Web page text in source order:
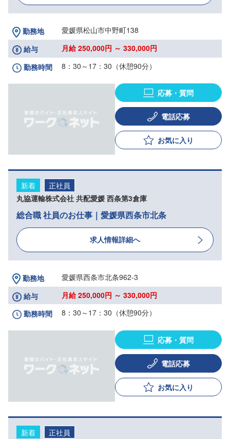
勤務地
愛媛県松山市中野町138
給与
月給 250,000円 ～ 330,000円
勤務時間
8：30～17：30（休憩90分）
応募・質問
電話応募
お気に入り
新着
正社員
丸協運輸株式会社 共配愛媛 西条第3倉庫
総合職 社員のお仕事｜愛媛県西条市北条
求人情報詳細へ
勤務地
愛媛県西条市北条962-3
給与
月給 250,000円 ～ 330,000円
勤務時間
8：30～17：30（休憩90分）
応募・質問
電話応募
お気に入り
新着
正社員